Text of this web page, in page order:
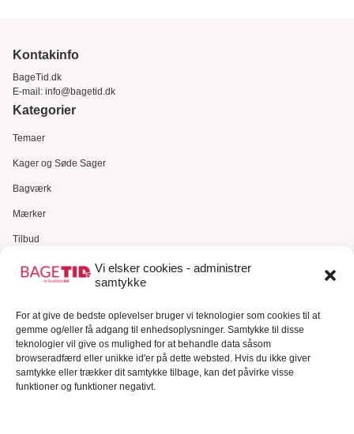
Vi elsker cookies - administrer
samtykke
For at give de bedste oplevelser bruger vi teknologier som cookies til at
gemme og/eller få adgang til enhedsoplysninger. Samtykke til disse
teknologier vil give os mulighed for at behandle data såsom
browseradfærd eller unikke id'er på dette websted. Hvis du ikke giver
samtykke eller trækker dit samtykke tilbage, kan det påvirke visse
funktioner og funktioner negativt.
Kontakinfo
BageTid.dk
E-mail: info@bagetid.dk
Kategorier
Temaer
Kager og Søde Sager
Bagværk
Mærker
Tilbud
Gavekort
Kundeservice
Kundeservice
FAQ – Ofte stillede spørgsmål
Om Bagetid.dk
Se Fødevarestyrelsens smiley-rapporter